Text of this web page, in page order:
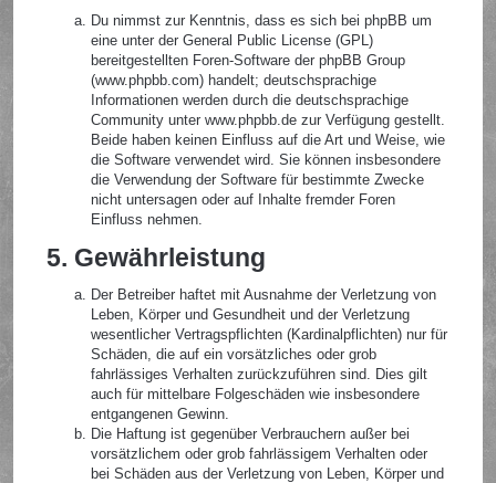
Du nimmst zur Kenntnis, dass es sich bei phpBB um
eine unter der General Public License (GPL)
bereitgestellten Foren-Software der phpBB Group
(www.phpbb.com) handelt; deutschsprachige
Informationen werden durch die deutschsprachige
Community unter www.phpbb.de zur Verfügung gestellt.
Beide haben keinen Einfluss auf die Art und Weise, wie
die Software verwendet wird. Sie können insbesondere
die Verwendung der Software für bestimmte Zwecke
nicht untersagen oder auf Inhalte fremder Foren
Einfluss nehmen.
5. Gewährleistung
Der Betreiber haftet mit Ausnahme der Verletzung von
Leben, Körper und Gesundheit und der Verletzung
wesentlicher Vertragspflichten (Kardinalpflichten) nur für
Schäden, die auf ein vorsätzliches oder grob
fahrlässiges Verhalten zurückzuführen sind. Dies gilt
auch für mittelbare Folgeschäden wie insbesondere
entgangenen Gewinn.
Die Haftung ist gegenüber Verbrauchern außer bei
vorsätzlichem oder grob fahrlässigem Verhalten oder
bei Schäden aus der Verletzung von Leben, Körper und